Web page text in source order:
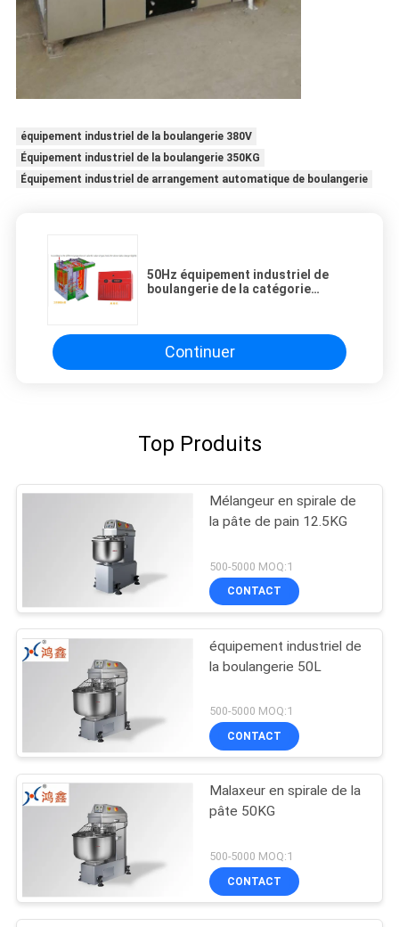
équipement industriel de la boulangerie 380V
Équipement industriel de la boulangerie 350KG
Équipement industriel de arrangement automatique de boulangerie
50Hz équipement industriel de
boulangerie de la catégorie
Continuer
Top Produits
Mélangeur en spirale de
la pâte de pain 12.5KG
500-5000 MOQ:1
CONTACT
équipement industriel de
la boulangerie 50L
500-5000 MOQ:1
CONTACT
Malaxeur en spirale de la
pâte 50KG
500-5000 MOQ:1
CONTACT